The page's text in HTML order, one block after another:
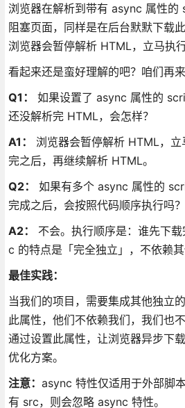
浏览器在解析到带有 async 属性
阻塞页面，同样是在后台默默下载
浏览器会暂停解析 HTML，立马执行
看起来还是蛮好理解的吧？咱们再
Q1：
如果设置了 async 属性的
还没解析完 HTML，会怎样？
A1：
浏览器会暂停解析 HTML，
完之后，再继续解析 HTML。
Q2：
如果有多个 async 属性的
完成之后，会按照代码顺序执行吗？
A2：
不会。执行顺序是：谁先下
c 的特点是「完全独立」，不依赖其
最佳实践：
当我们的项目，需要集成其他独立
此属性，他们不依赖我们，我们也不
通过设置此属性，让浏览器异步下
优化方案。
注意： async 特性仅适用于外部脚
有 src，则会忽略 async 特性。